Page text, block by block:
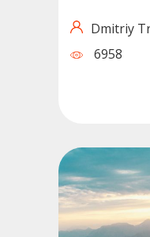
Dmitriy
6958